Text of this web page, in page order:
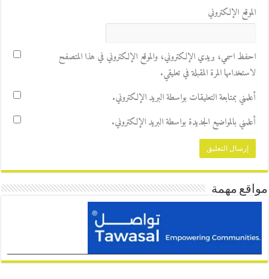
الموقع الإلكتروني
احفظ اسمي، بريدي الإلكتروني، والموقع الإلكتروني في هذا المتصفح
لاستخدامها المرة المقبلة في تعليقي.
أعلمني بمتابعة التعليقات بواسطة البريد الإلكتروني.
أعلمني بالمواضيع الجديدة بواسطة البريد الإلكتروني.
مواقع مهمة